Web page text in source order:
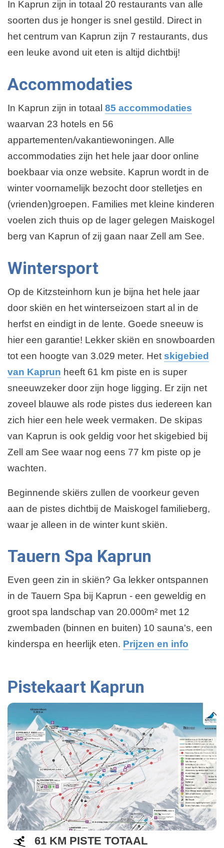
In Kaprun zijn in totaal 20 restaurants van alle
soorten dus je honger is snel gestild. Direct in
het centrum van Kaprun zijn 7 restaurants, dus
een leuke avond uit eten is altijd dichtbij!
Accommodaties
In Kaprun zijn in totaal 85 accommodaties
waarvan 23 hotels en 56
appartementen/vakantiewoningen. Alle
accommodaties zijn het hele jaar door online
boekbaar via onze website. Kaprun wordt in de
winter voornamelijk bezocht door stelletjes en
(vrienden)groepen. Families met kleine kinderen
voelen zich thuis op de lager gelegen Maiskogel
berg van Kaprun of zij gaan naar Zell am See.
Wintersport
Op de Kitzsteinhorn kun je bijna het hele jaar
door skiën en het winterseizoen start al in de
herfst en eindigt in de lente. Goede sneeuw is
hier een garantie! Lekker skiën en snowboarden
tot een hoogte van 3.029 meter. Het skigebied
van Kaprun heeft 61 km piste en is super
sneeuwzeker door zijn hoge ligging. Er zijn net
zoveel blauwe als rode pistes dus iedereen kan
zich hier een hele week vermaken. De skipas
van Kaprun is ook geldig voor het skigebied bij
Zell am See waar nog eens 77 km piste op je
wachten.
Beginnende skiërs zullen de voorkeur geven
aan de pistes dichtbij de Maiskogel familieberg,
waar je alleen in de winter kunt skiën.
Tauern Spa Kaprun
Even geen zin in skiën? Ga lekker ontspannen
in de Tauern Spa bij Kaprun - een geweldig en
groot spa landschap van 20.000m² met 12
zwembaden (binnen en buiten) 10 sauna's, een
kinderspa en heerlijk eten. Prijzen en info
Pistekaart Kaprun
61 KM PISTE TOTAAL